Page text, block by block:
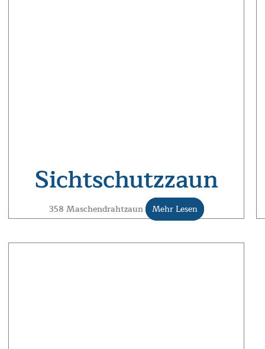
Sichtschutzzaun
358 Maschendrahtzaun Mehr Lesen